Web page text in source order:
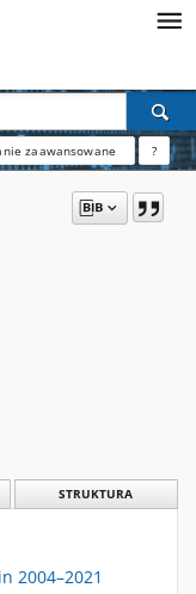
zaawansowane ?
STRUKTURA
2004–2021